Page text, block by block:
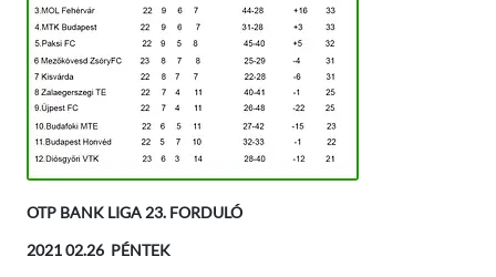
OTP BANK LIGA 23. FORDULÓ
2021 02.26 PÉNTEK